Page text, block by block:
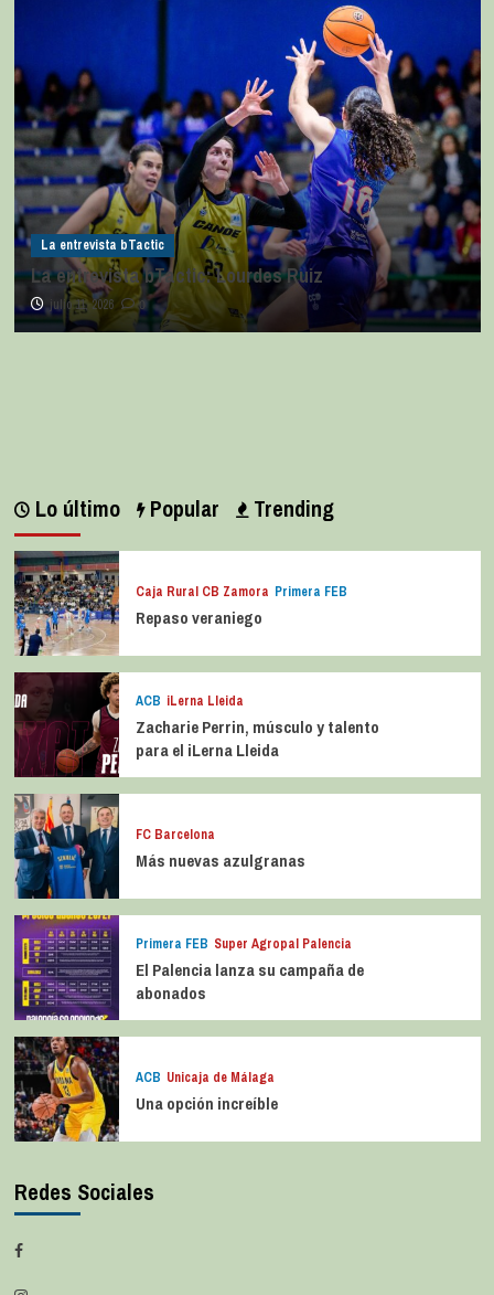
La entrevista bTactic
La entrevista bTactic: Lourdes Ruiz
julio 11, 2026 0
Lo último Popular Trending
Caja Rural CB Zamora Primera FEB
Repaso veraniego
ACB iLerna Lleida
Zacharie Perrin, músculo y talento
para el iLerna Lleida
FC Barcelona
Más nuevas azulgranas
Primera FEB Super Agropal Palencia
El Palencia lanza su campaña de
abonados
ACB Unicaja de Málaga
Una opción increíble
Redes Sociales